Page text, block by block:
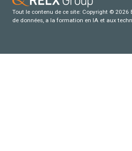
Tout le contenu de ce site: Copyright © 2026
de données, a la formation en IA et aux